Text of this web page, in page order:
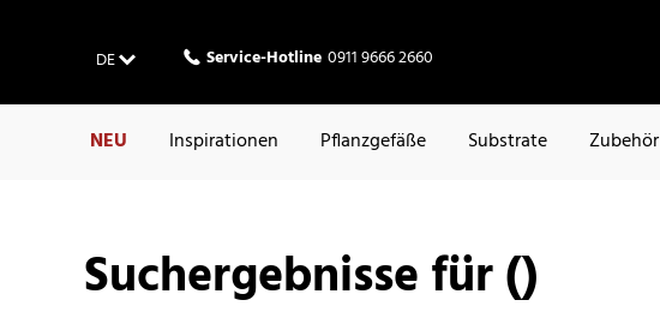
DE Service-Hotline 0911 9666 2660
NEU Inspirationen Pflanzgefäße Substrate Zubehör
Suchergebnisse für ()